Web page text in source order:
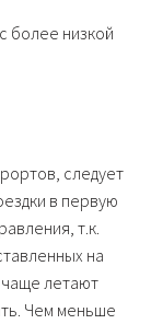
более низкой
следует
в первую
т.к.
на
чаще летают
Чем меньше